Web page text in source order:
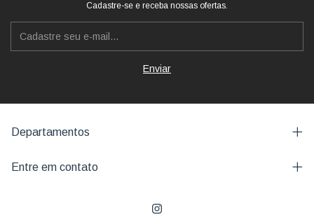
Cadastre-se e receba nossas ofertas.
Departamentos
Entre em contato